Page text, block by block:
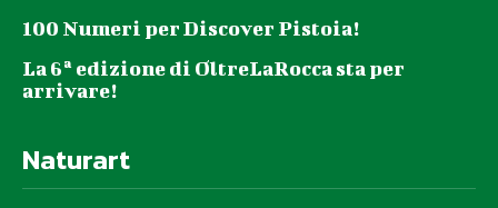
100 Numeri per Discover Pistoia!
La 6ª edizione di OltreLaRocca sta per
arrivare!
Naturart